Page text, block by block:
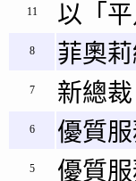
11 以「平
8 菲奧
7 新總
6 優質
5 優質